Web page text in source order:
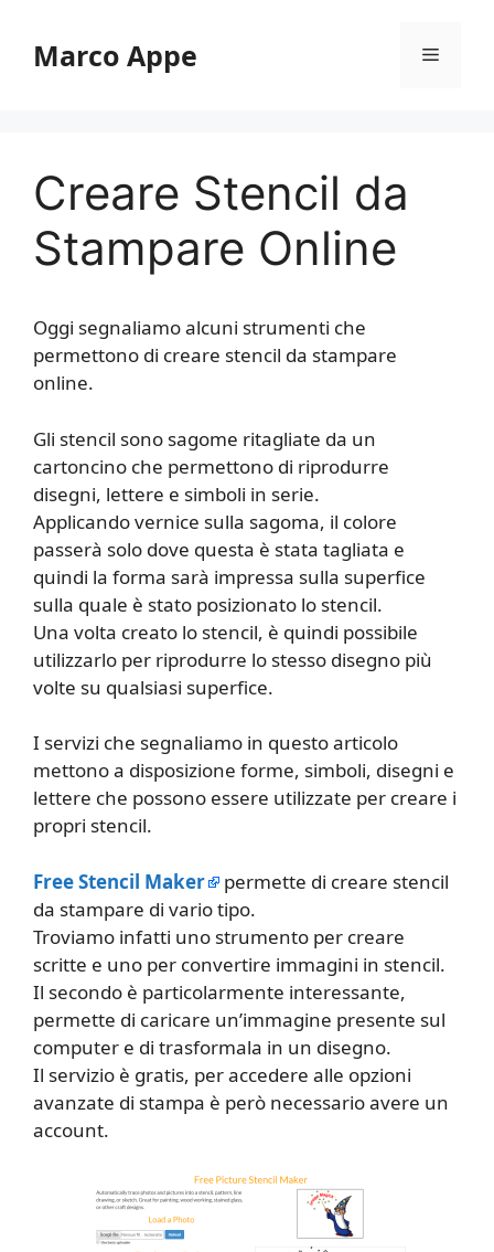
contenuto
Marco Appe Menu
Creare Stencil da
Stampare Online
Oggi segnaliamo alcuni strumenti che
permettono di creare stencil da stampare
online.
Gli stencil sono sagome ritagliate da un
cartoncino che permettono di riprodurre
disegni, lettere e simboli in serie.
Applicando vernice sulla sagoma, il colore
passerà solo dove questa è stata tagliata e
quindi la forma sarà impressa sulla superfice
sulla quale è stato posizionato lo stencil.
Una volta creato lo stencil, è quindi possibile
utilizzarlo per riprodurre lo stesso disegno più
volte su qualsiasi superfice.
I servizi che segnaliamo in questo articolo
mettono a disposizione forme, simboli, disegni e
lettere che possono essere utilizzate per creare i
propri stencil.
Free Stencil Maker
permette di creare stencil
da stampare di vario tipo.
Troviamo infatti uno strumento per creare
scritte e uno per convertire immagini in stencil.
Il secondo è particolarmente interessante,
permette di caricare un’immagine presente sul
computer e di trasformala in un disegno.
Il servizio è gratis, per accedere alle opzioni
avanzate di stampa è però necessario avere un
account.